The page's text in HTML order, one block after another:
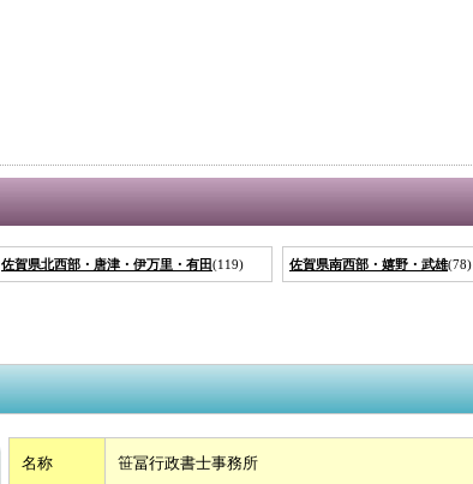
佐賀県北西部・唐津・伊万里・有田(119) 佐賀県南西部・嬉野・武雄(78)
名称 笹冨行政書士事務所